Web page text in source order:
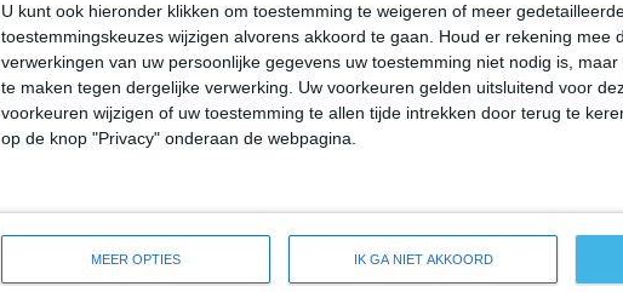
U kunt ook hieronder klikken om toestemming te weigeren of meer
toestemmingskeuzes wijzigen alvorens akkoord te gaan.
Houd er rekening mee
verwerkingen van uw persoonlijke gegevens uw toestemming niet nodig is,
te maken tegen dergelijke verwerking. Uw voorkeuren gelden uitsluitend voor
voorkeuren wijzigen of uw toestemming te allen tijde intrekken door terug te
op de knop "Privacy" onderaan de webpagina.
MEER OPTIES IK GA NIET AKKOORD
06:00 09:00 12:00 15:00 18:00 21:00
NNW 1 NNO 1 NO 2 NO 2 NO 2 NNO
bekijk de uitgebreide weersverwachting voor Apfeldorf